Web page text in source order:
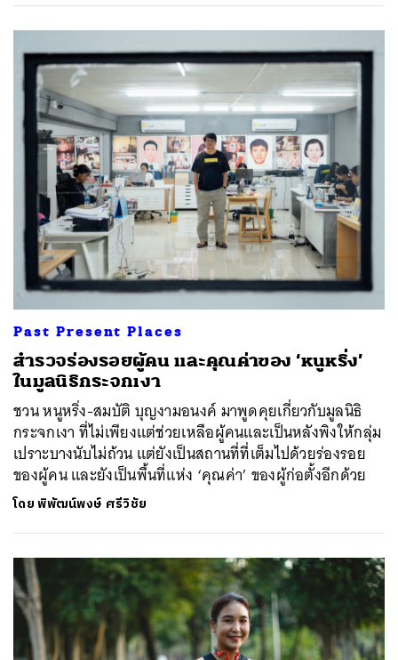
Past Present Places
สำรวจร่องรอยผู้คน และคุณค่าของ ‘หนูหริ่ง’
ในมูลนิธิกระจกเงา
ชวน หนูหริ่ง-สมบัติ บุญงามอนงค์ มาพูดคุยเกี่ยวกับมูลนิธิ
กระจกเงา ที่ไม่เพียงแต่ช่วยเหลือผู้คนและเป็นหลังพิงให้กลุ่ม
เปราะบางนับไม่ถ้วน แต่ยังเป็นสถานที่ที่เต็มไปด้วยร่องรอย
ของผู้คน และยังเป็นพื้นที่แห่ง ‘คุณค่า’ ของผู้ก่อตั้งอีกด้วย
โดยพิพัฒน์พงษ์ ศรีวิชัย